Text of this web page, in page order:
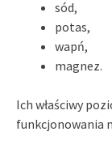
sód,
potas,
wapń,
magnez.
Ich właściwy
funkcjonowania